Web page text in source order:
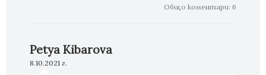
Общо коментари: 6
Petya Kibarova
8.10.2021 г.